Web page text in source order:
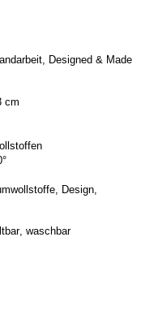
Designed & Made
cm
Design,
, waschbar